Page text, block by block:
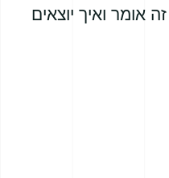
אומר ואיך יוצאים